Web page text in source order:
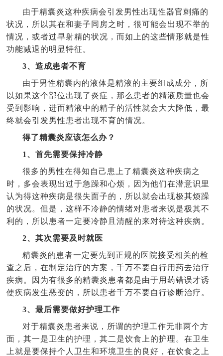
由于精囊炎这种疾病会引发男性出现性器官刺痛的
状况，所以其在和妻子同房之时，很可能会出现不举的
情况，或者过早射精的状况，而如上的这些情形就是性
功能减退的明显特征。
3、造成患者不育
由于男性精囊内的液体是精液的主要组成成分，所
以如果这个部位出现了炎症，那么患者的精液质量也会
受到影响，进而精液中的精子的活性就会大大降低，最
终就会引发男性患者出现不育的情况。
得了精囊炎应该怎么办？
1、首先需要保持冷静
很多的男性在得知自己患上了精囊炎这种疾病之
时，多会表现出过于急躁和心烦，因为他们在潜意识里
认为得这种疾病是很失面子的，所以就会出现极其烦躁
的状况。但是，这样不冷静的情绪对患者来说是极其不
利的，所以患者一定要冷静且清醒的来对待这种疾病。
2、其次需要及时就医
精囊炎的患者一定要先到正规的医院接受相关的检
查之后，在制定治疗的方案，千万不要自行用药去治疗
疾病。因为有很多的精囊炎患者都是由于用药错误才诱
使疾病发生恶变的，所以患者千万不要自行诊断治疗。
3、最后需要做好护理工作
对于精囊炎患者来说，所谓的护理工作无非两个方
面，其一是卫生的护理，其二是饮食上的护理。在卫生
上就是要保持个人卫生和环境卫生的良好，在饮食之上